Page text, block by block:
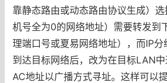
靠静态路由或动态路由协议生成）
机号全为0的网络地址）需要转发到
理端口号或夏易网络地址），而IP
到达目标网络后，改为在目标LAN
AC地址以广播方式寻址。这样可以